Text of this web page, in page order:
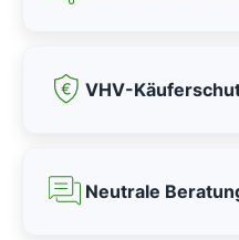
VHV-
Neutrale